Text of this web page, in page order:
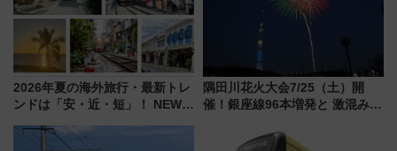
2026年夏の海外旅行・最新トレ
ンドは「安・近・短」！ NEWT
渡航先TOP5とは？ 円安時代の
隅田川花火大会7/25（土）開
催！銀座線96本増発と 激混みの
アクセス攻略法、2万発の花火が